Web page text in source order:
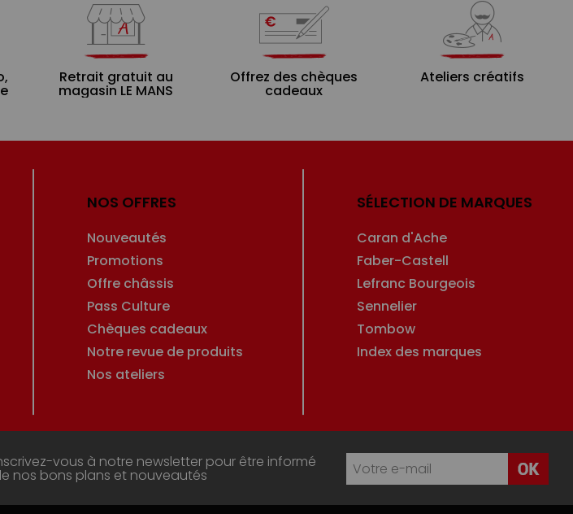
Retrait gratuit au
magasin LE MANS
Offrez des chèques
cadeaux
Ateliers créatifs
NOS OFFRES
Nouveautés
Promotions
Offre châssis
Pass Culture
Chèques cadeaux
Notre revue de produits
Nos ateliers
SÉLECTION DE MARQUES
Caran d'Ache
Faber-Castell
Lefranc Bourgeois
Sennelier
Tombow
Index des marques
vous à notre newsletter pour être informé
nos bons plans et nouveautés